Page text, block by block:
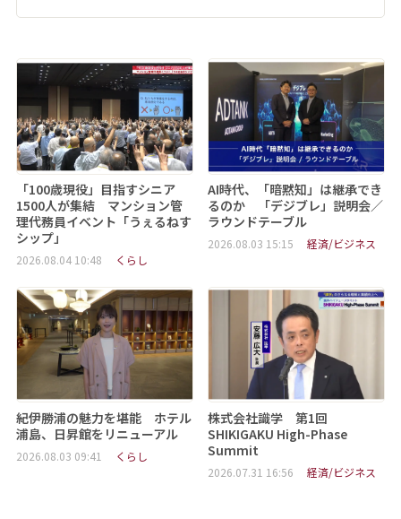
「100歳現役」目指すシニア
1500人が集結 マンション管
理代務員イベント「うぇるねす
シップ」
2026.08.04 10:48 くらし
AI時代、「暗黙知」は継承でき
るのか 「デジブレ」説明会／
ラウンドテーブル
2026.08.03 15:15 経済/ビジネス
紀伊勝浦の魅力を堪能 ホテル
浦島、日昇館をリニューアル
2026.08.03 09:41 くらし
株式会社識学 第1回
SHIKIGAKU High-Phase
Summit
2026.07.31 16:56 経済/ビジネス